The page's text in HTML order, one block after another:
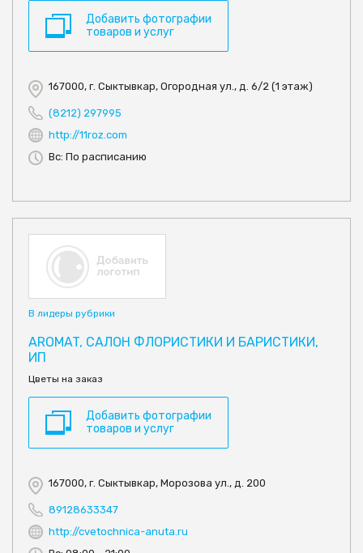
Добавить фотографии
товаров и услуг
167000, г. Сыктывкар, Огородная ул., д. 6/2 (1 этаж)
(8212) 297995
http://11roz.com
Вс: По расписанию
В лидеры рубрики
AROMAT, САЛОН ФЛОРИСТИКИ И БАРИСТИКИ,
ИП
Цветы на заказ
Добавить фотографии
товаров и услуг
167000, г. Сыктывкар, Морозова ул., д. 200
89128633347
http://cvetochnica-anuta.ru